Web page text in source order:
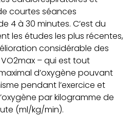
courtes séances
4 à 30 minutes. C’est du
les études les plus récentes,
considérable des
– qui est tout
d’oxygène pouvant
pendant l’exercice et
par kilogramme de
(ml/kg/min).